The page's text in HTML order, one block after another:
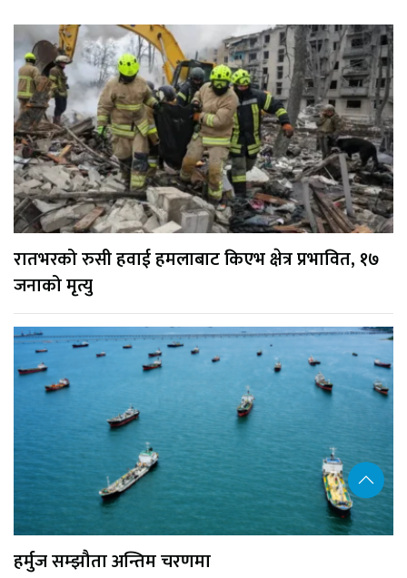
रातभरको रुसी हवाई हमलाबाट किएभ क्षेत्र प्रभावित, १७
जनाको मृत्यु
हर्मुज सम्झौता अन्तिम चरणमा